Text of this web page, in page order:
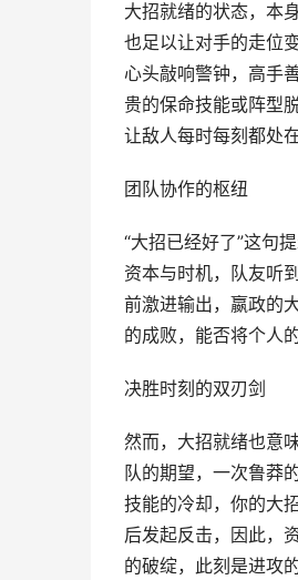
大招就绪的状态，本
也足以让对手的走位
心头敲响警钟，高手
贵的保命技能或阵型
让敌人每时每刻都处
团队协作的枢纽
“大招已经好了”这句
资本与时机，队友听
前激进输出，嬴政的
的成败，能否将个人
决胜时刻的双刃剑
然而，大招就绪也意
队的期望，一次鲁莽
技能的冷却，你的大
后发起反击，因此，
的破绽，此刻是进攻